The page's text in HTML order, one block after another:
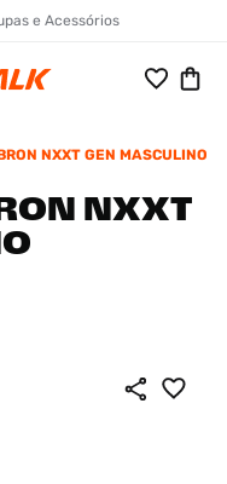
e Acessórios
NXXT GEN MASCULINO
NXXT